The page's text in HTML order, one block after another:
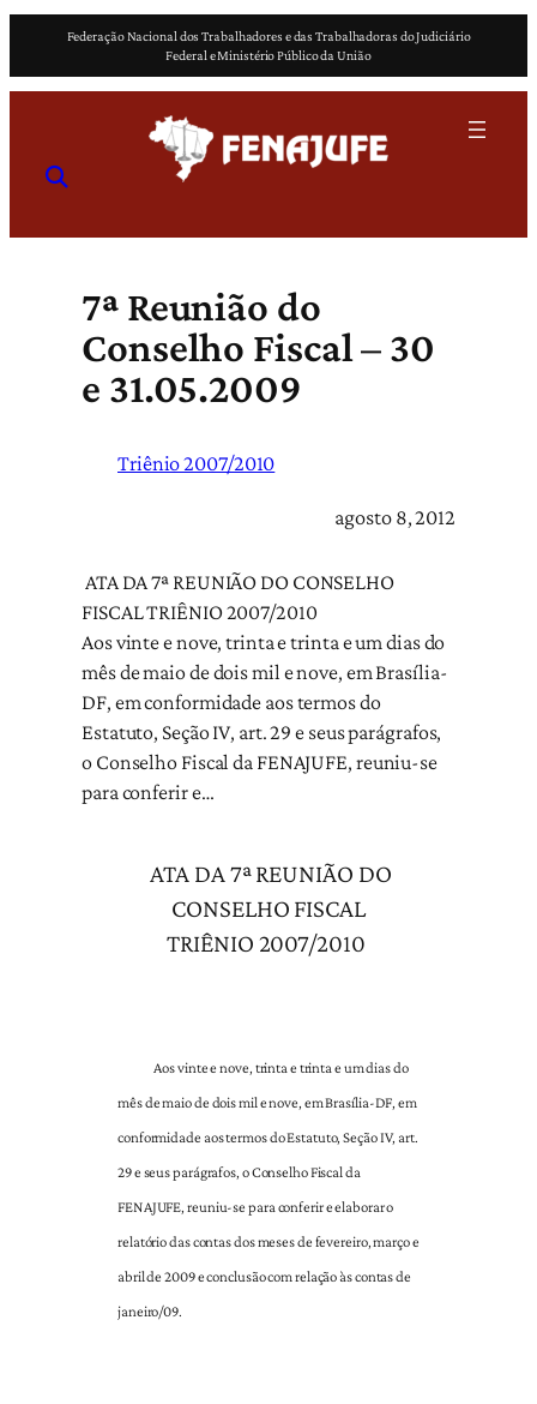
o
Federação Nacional dos Trabalhadores e das Trabalhadoras do Judiciário
Federal e Ministério Público da União
7ª Reunião do
Conselho Fiscal – 30
e 31.05.2009
Triênio 2007/2010
agosto 8, 2012
ATA DA 7ª REUNIÃO DO CONSELHO
FISCAL TRIÊNIO 2007/2010
Aos vinte e nove, trinta e trinta e um dias do
mês de maio de dois mil e nove, em Brasília-
DF, em conformidade aos termos do
Estatuto, Seção IV, art. 29 e seus parágrafos,
o Conselho Fiscal da FENAJUFE, reuniu-se
para conferir e…
ATA DA 7ª REUNIÃO DO
CONSELHO FISCAL
TRIÊNIO 2007/2010
Aos vinte e nove, trinta e trinta e um dias do
mês de maio de dois mil e nove, em Brasília-DF, em
conformidade aos termos do Estatuto, Seção IV, art.
29 e seus parágrafos, o Conselho Fiscal da
FENAJUFE, reuniu-se para conferir e elaborar o
relatório das contas dos meses de fevereiro, março e
abril de 2009 e conclusão com relação às contas de
janeiro/09.